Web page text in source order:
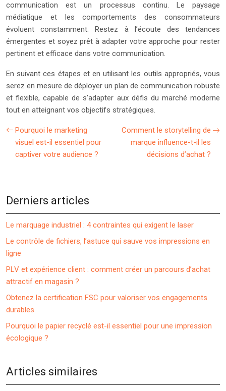
communication est un processus continu. Le paysage
médiatique et les comportements des consommateurs
évoluent constamment. Restez à l’écoute des tendances
émergentes et soyez prêt à adapter votre approche pour rester
pertinent et efficace dans votre communication.
En suivant ces étapes et en utilisant les outils appropriés, vous
serez en mesure de déployer un plan de communication robuste
et flexible, capable de s’adapter aux défis du marché moderne
tout en atteignant vos objectifs stratégiques.
Pourquoi le marketing
visuel est-il essentiel pour
captiver votre audience ?
Comment le storytelling de
marque influence-t-il les
décisions d’achat ?
Derniers articles
Le marquage industriel : 4 contraintes qui exigent le laser
Le contrôle de fichiers, l’astuce qui sauve vos impressions en
ligne
PLV et expérience client : comment créer un parcours d’achat
attractif en magasin ?
Obtenez la certification FSC pour valoriser vos engagements
durables
Pourquoi le papier recyclé est-il essentiel pour une impression
écologique ?
Articles similaires